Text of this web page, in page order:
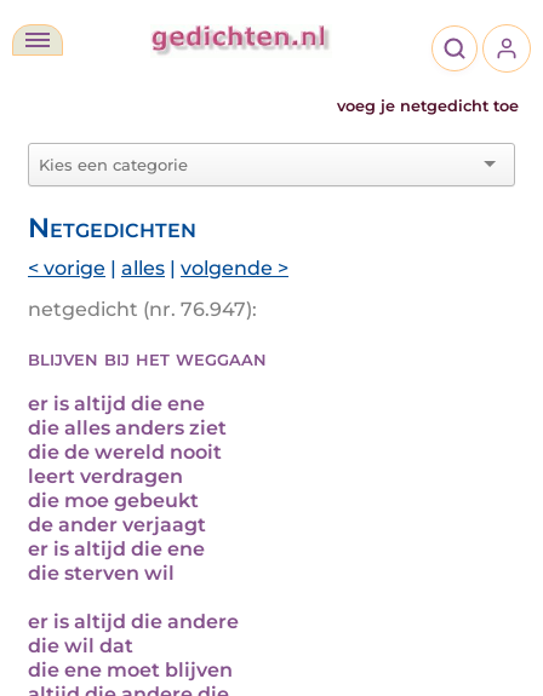
voeg je netgedicht toe
Netgedichten
< vorige | alles | volgende >
netgedicht (nr. 76.947):
blijven bij het weggaan
er is altijd die ene
die alles anders ziet
die de wereld nooit
leert verdragen
die moe gebeukt
de ander verjaagt
er is altijd die ene
die sterven wil
er is altijd die andere
die wil dat
die ene moet blijven